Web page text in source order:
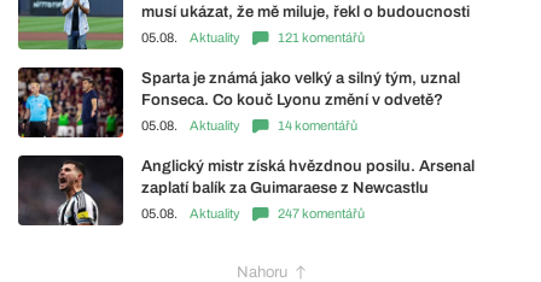
musí ukázat, že mě miluje, řekl o budoucnosti
05.08. Aktuality 121 komentářů
Sparta je známá jako velký a silný tým, uznal
Fonseca. Co kouč Lyonu změní v odvetě?
05.08. Aktuality 14 komentářů
Anglický mistr získá hvězdnou posilu. Arsenal
zaplatí balík za Guimaraese z Newcastlu
05.08. Aktuality 247 komentářů
Nahoru